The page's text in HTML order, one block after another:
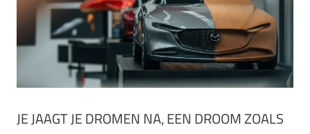
JE JAAGT JE DROMEN NA, EEN DROOM ZOALS